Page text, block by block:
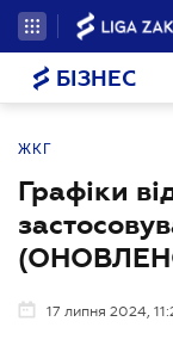
БІЗНЕС
ЖКГ
Графіки
17 липня 2024,